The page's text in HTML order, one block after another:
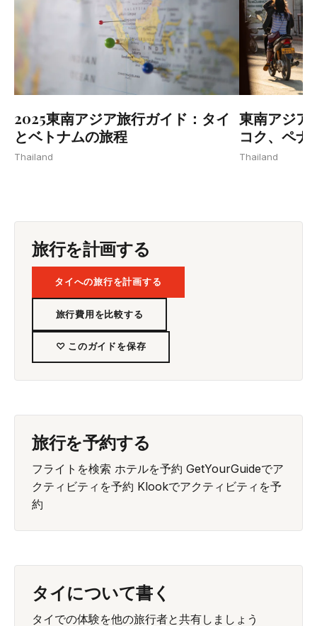
2025東南アジア旅行ガイド：タイ
とベトナムの旅程
Thailand
東南アジア
コク、ペナ
Thailand
旅行を計画する
タイへの旅行を計画する
旅行費用を比較する
♡ このガイドを保存
旅行を予約する
フライトを検索 ホテルを予約 GetYourGuideでア
クティビティを予約 Klookでアクティビティを予
約
タイについて書く
タイでの体験を他の旅行者と共有しましょう